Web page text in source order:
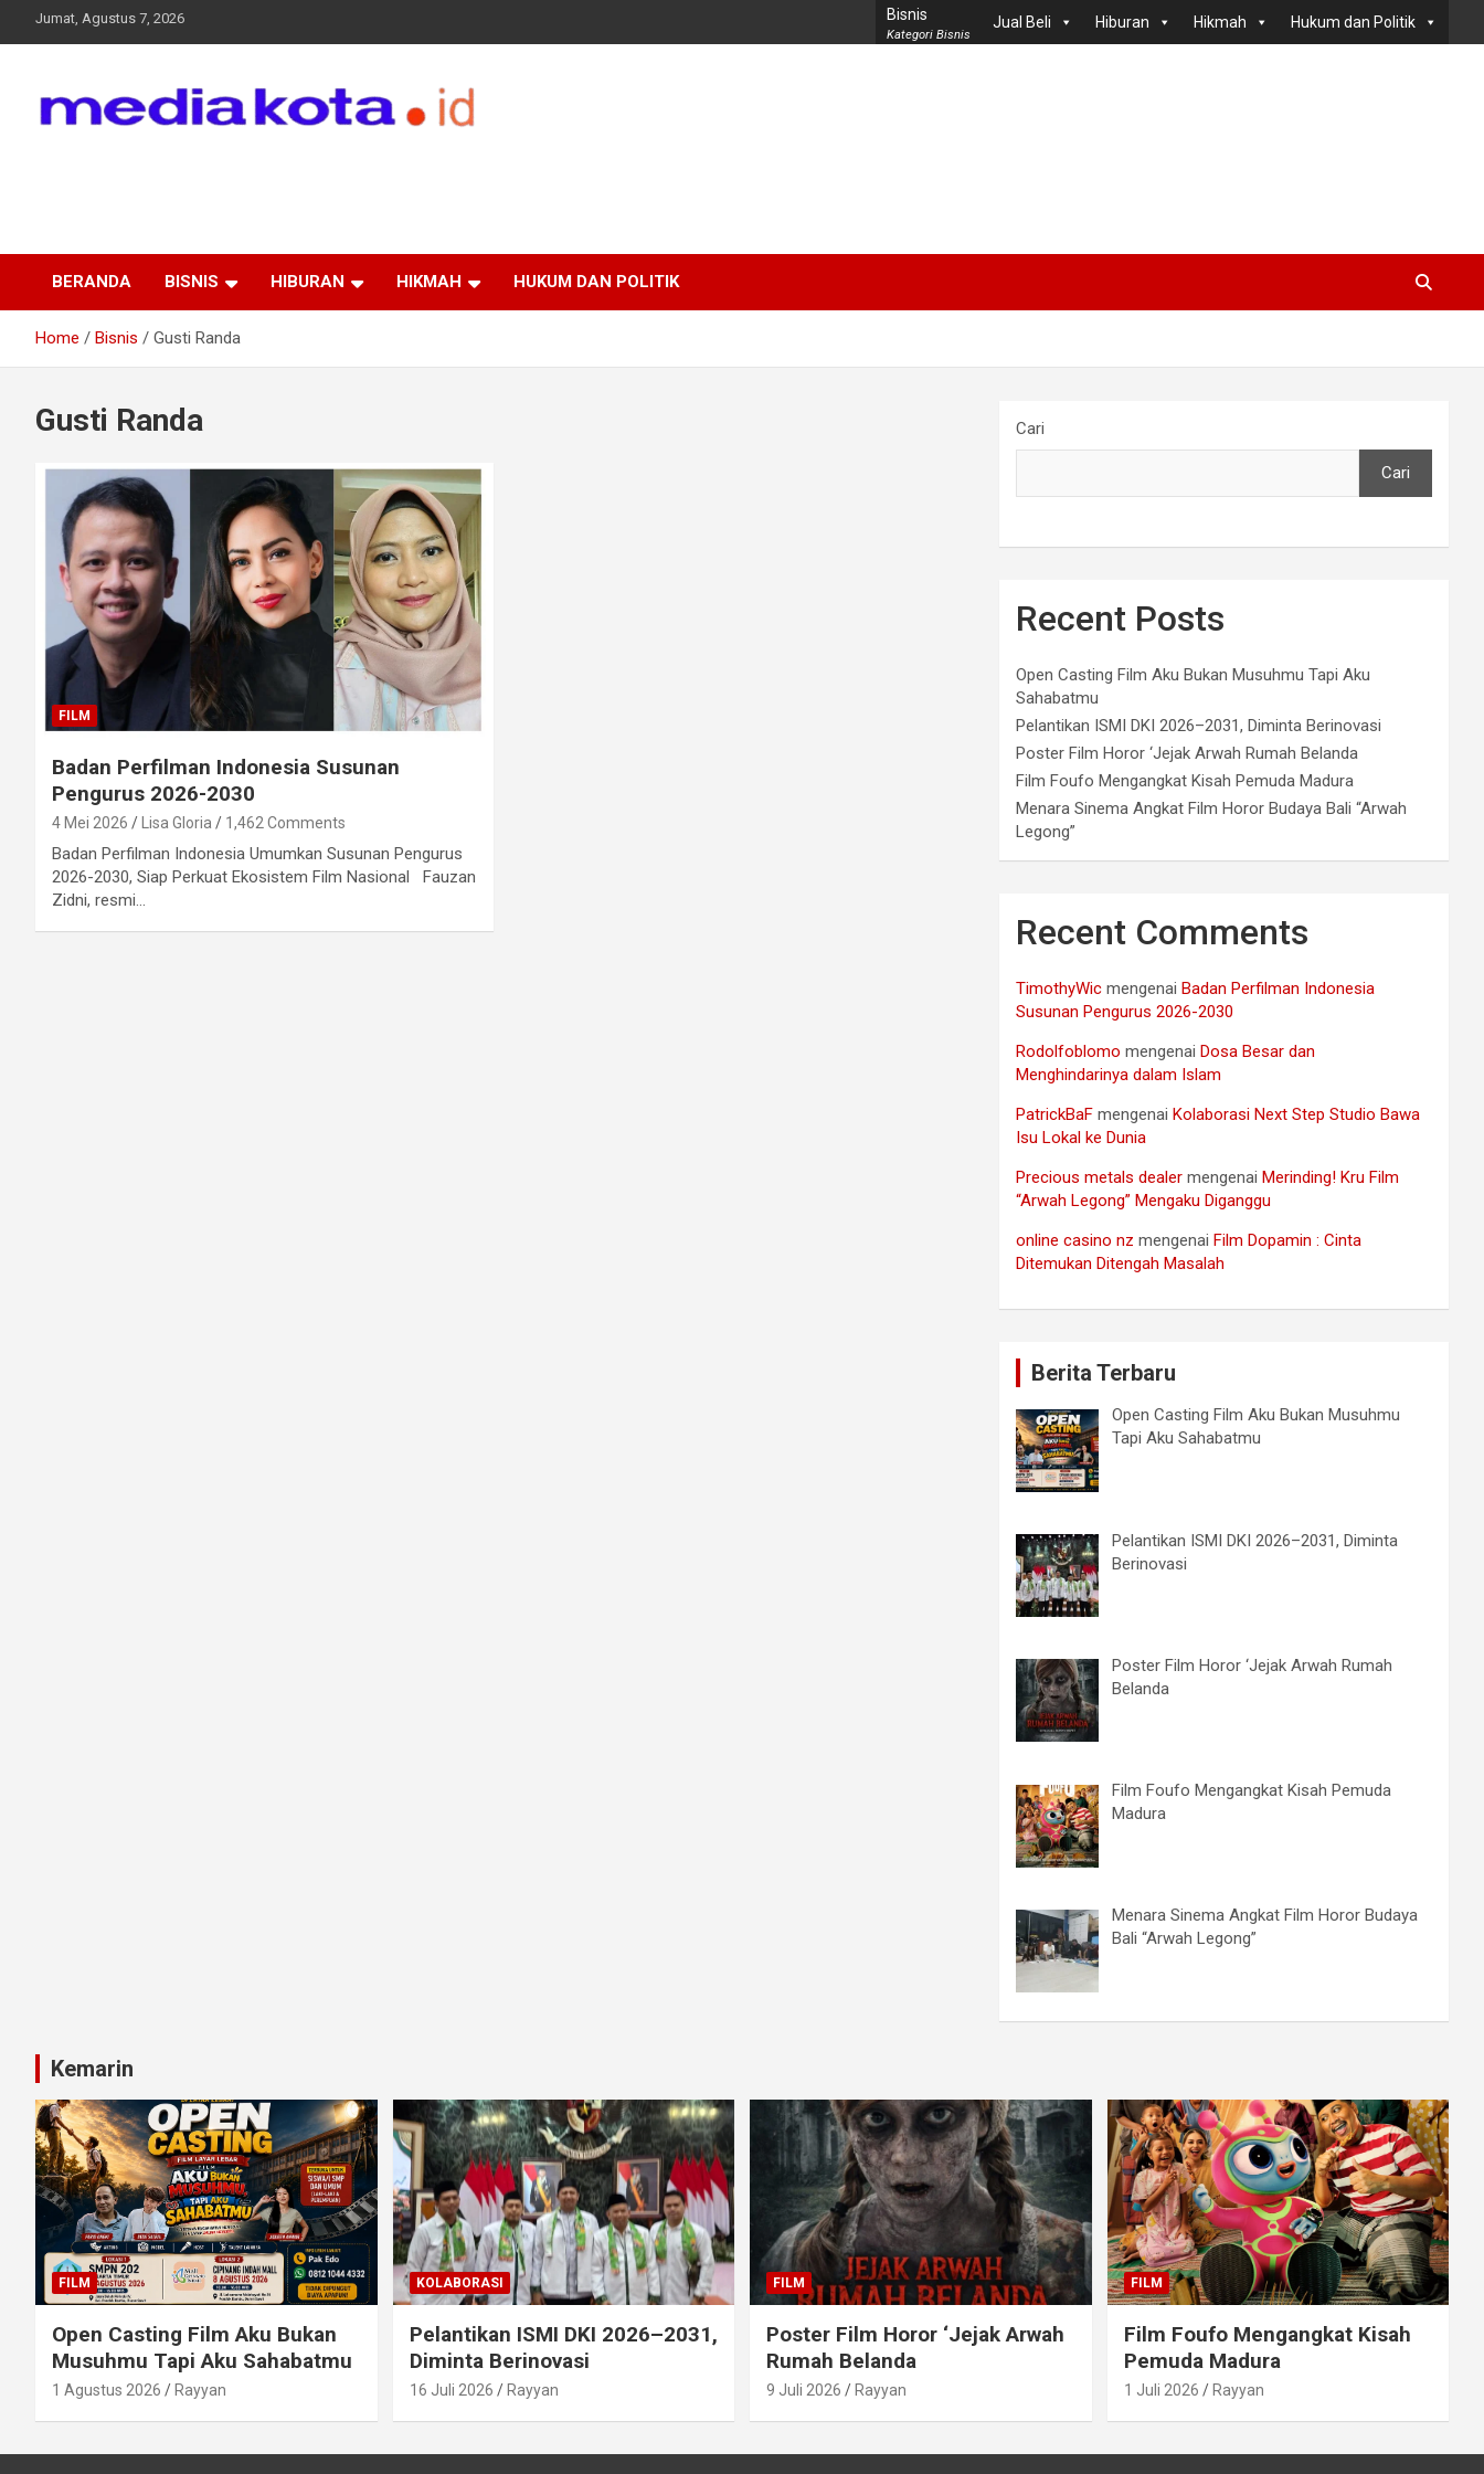
Jumat, Agustus 7, 2026 Bisnis
Kategori Bisnis
Jual Beli Hiburan Hikmah Hukum dan Politik
BERANDA BISNIS HIBURAN HIKMAH HUKUM DAN POLITIK
Home Bisnis Gusti Randa
Gusti Randa
FILM
Badan Perfilman Indonesia Susunan
Pengurus 2026-2030
4 Mei 2026 Lisa Gloria 1,462 Comments
Badan Perfilman Indonesia Umumkan Susunan Pengurus
2026-2030, Siap Perkuat Ekosistem Film Nasional Fauzan
Zidni, resmi…
Cari
Cari
Recent Posts
Open Casting Film Aku Bukan Musuhmu Tapi Aku
Sahabatmu
Pelantikan ISMI DKI 2026–2031, Diminta Berinovasi
Poster Film Horor ‘Jejak Arwah Rumah Belanda
Film Foufo Mengangkat Kisah Pemuda Madura
Menara Sinema Angkat Film Horor Budaya Bali “Arwah
Legong”
Recent Comments
TimothyWic mengenai Badan Perfilman Indonesia
Susunan Pengurus 2026-2030
Rodolfoblomo mengenai Dosa Besar dan
Menghindarinya dalam Islam
PatrickBaF mengenai Kolaborasi Next Step Studio Bawa
Isu Lokal ke Dunia
Precious metals dealer mengenai Merinding! Kru Film
“Arwah Legong” Mengaku Diganggu
online casino nz mengenai Film Dopamin : Cinta
Ditemukan Ditengah Masalah
Berita Terbaru
Open Casting Film Aku Bukan Musuhmu
Tapi Aku Sahabatmu
Pelantikan ISMI DKI 2026–2031, Diminta
Berinovasi
Poster Film Horor ‘Jejak Arwah Rumah
Belanda
Film Foufo Mengangkat Kisah Pemuda
Madura
Menara Sinema Angkat Film Horor Budaya
Bali “Arwah Legong”
Kemarin
FILM
Open Casting Film Aku Bukan
Musuhmu Tapi Aku Sahabatmu
1 Agustus 2026 Rayyan
KOLABORASI
Pelantikan ISMI DKI 2026–2031,
Diminta Berinovasi
16 Juli 2026 Rayyan
FILM
Poster Film Horor ‘Jejak Arwah
Rumah Belanda
9 Juli 2026 Rayyan
FILM
Film Foufo Mengangkat Kisah
Pemuda Madura
1 Juli 2026 Rayyan